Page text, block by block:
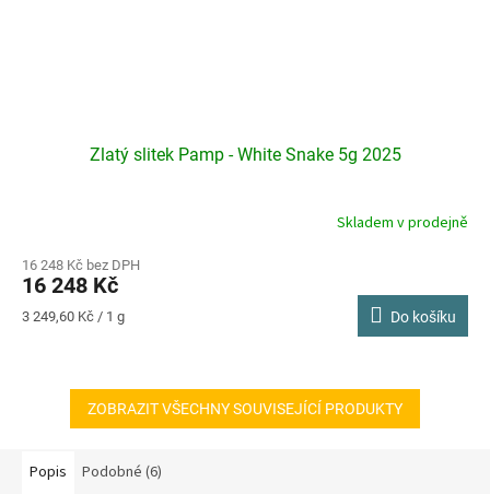
Zlatý slitek Pamp - White Snake 5g 2025
Skladem v prodejně
16 248 Kč bez DPH
16 248 Kč
Měrná
3 249,60 Kč / 1 g Do košíku
ZOBRAZIT VŠECHNY SOUVISEJÍCÍ PRODUKTY
Popis Podobné (6)